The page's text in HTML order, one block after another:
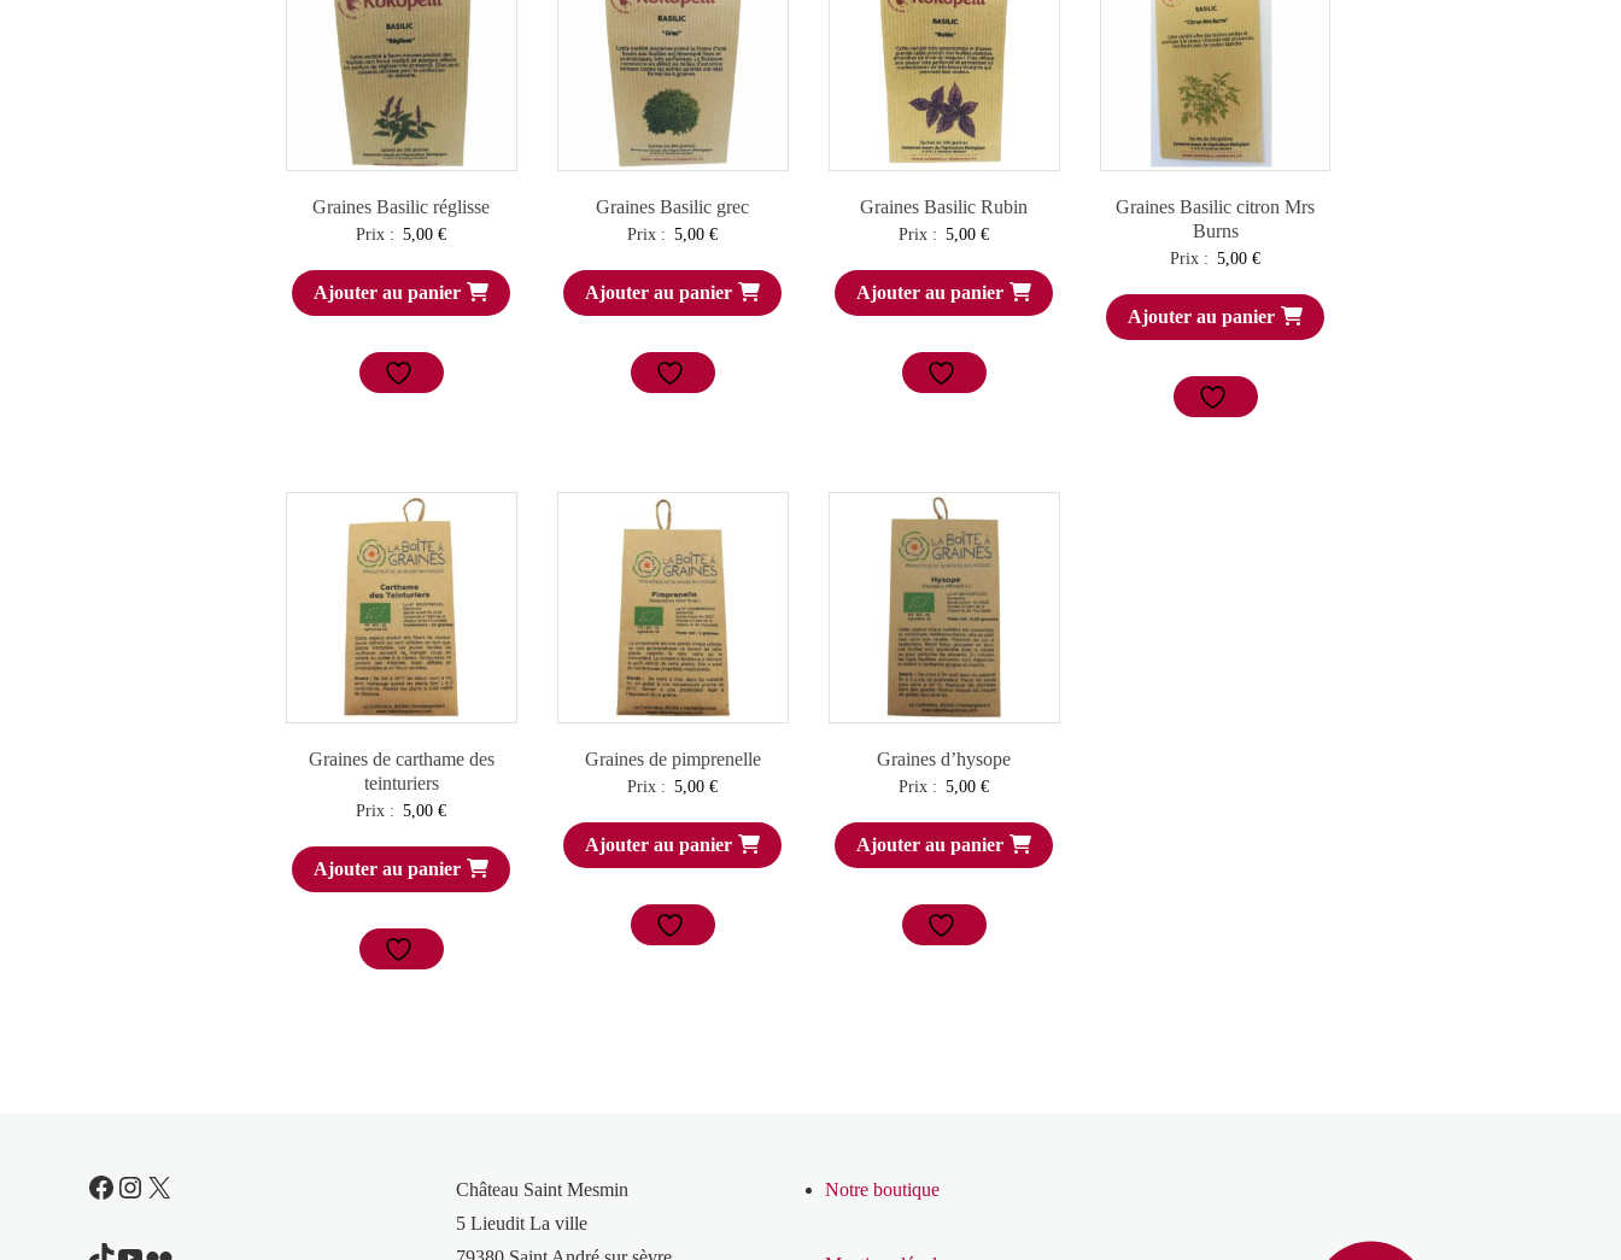
Graines Basilic réglisse
Prix : 5,00€
Ajouter au panier
Graines Basilic grec
Prix : 5,00€
Ajouter au panier
Graines Basilic Rubin
Prix : 5,00€
Ajouter au panier
Graines Basilic citron Mrs
Burns
Prix : 5,00€
Ajouter au panier
Graines de carthame des
teinturiers
Prix : 5,00€
Ajouter au panier
Graines de pimprenelle
Prix : 5,00€
Ajouter au panier
Graines d’hysope
Prix : 5,00€
Ajouter au panier
Facebook
Instagram
X
Château Saint Mesmin
5 Lieudit La ville
Notre boutique